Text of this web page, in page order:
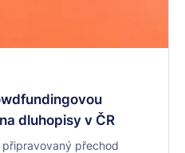
dluhopisy v ČR
přechod